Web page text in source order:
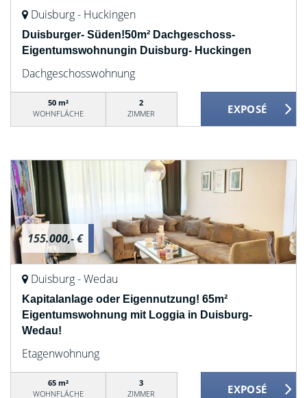
Duisburg - Huckingen
Duisburger- Süden!50m² Dachgeschoss-
Eigentumswohnungin Duisburg- Huckingen
Dachgeschosswohnung
50 m²
WOHNFLÄCHE
2
ZIMMER
155.000,- €
Duisburg - Wedau
Kapitalanlage oder Eigennutzung! 65m²
Eigentumswohnung mit Loggia in Duisburg-
Wedau!
Etagenwohnung
65 m²
WOHNFLÄCHE
3
ZIMMER